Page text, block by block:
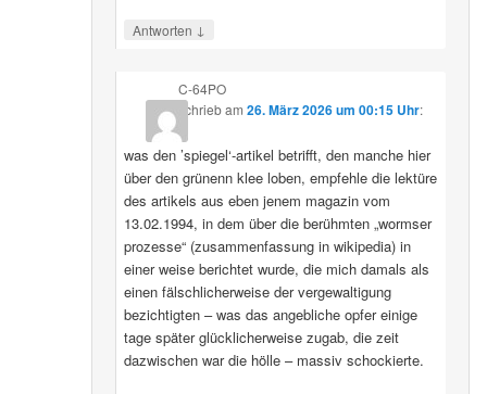
Antworten ↓
C-64PO
schriebam 26. März 2026 um 00:15 Uhr:
was den ’spiegel‘-artikel betrifft, den manche hier
über den grünenn klee loben, empfehle die lektüre
des artikels aus eben jenem magazin vom
13.02.1994, in dem über die berühmten „wormser
prozesse“ (zusammenfassung in wikipedia) in
einer weise berichtet wurde, die mich damals als
einen fälschlicherweise der vergewaltigung
bezichtigten – was das angebliche opfer einige
tage später glücklicherweise zugab, die zeit
dazwischen war die hölle – massiv schockierte.